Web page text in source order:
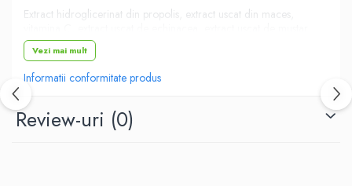
Extract hidroglicerinat din propolis, extract uscat din maces,
salbatic, extract uscat de grindelia, extract uscat de cimbru de
padure, extract uscat de eucalipt.
MOD DE ADMINISTRARE
Se recomanda administrarea a 25 de picaturi de 3 ori pe zi,
inainte de mesele principale, in stare naturala sau dizolvata in
Vezi mai mult
Informatii conformitate produs
Review-uri (0)